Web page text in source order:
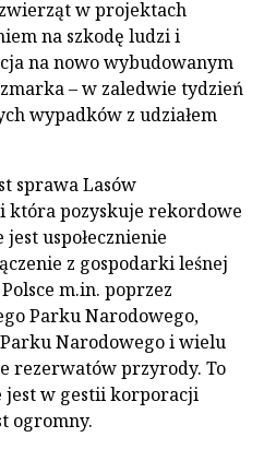
w projektach
na szkodę ludzi i
na nowo wybudowanym
– w zaledwie tydzień
wypadków z udziałem
sprawa Lasów
która pozyskuje rekordowe
uspołecznienie
z gospodarki leśnej
m.in. poprzez
Parku Narodowego,
Narodowego i wielu
rezerwatów przyrody. To
jest w gestii korporacji
ogromny.